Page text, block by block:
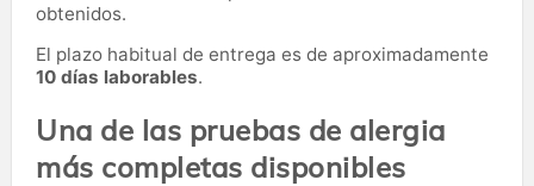
obtenidos.
El plazo habitual de entrega es de aproximadamente
10 días laborables.
Una de las pruebas de alergia
más completas disponibles